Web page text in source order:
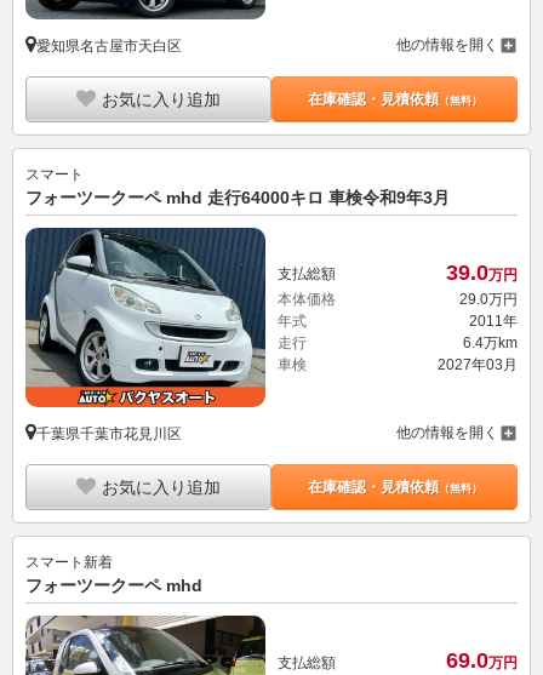
愛知県名古屋市天白区 他の情報を開く
お気に入り追加 在庫確認・見積依頼（無料）
スマート
フォーツークーペ mhd 走行64000キロ 車検令和9年3月
支払総額 39.0万円
本体価格
29. 0万円
年式
2011年
走行
6.4万km
車検
2027年03月
千葉県千葉市花見川区 他の情報を開く
お気に入り追加 在庫確認・見積依頼（無料）
スマート 新着
フォーツークーペ mhd
支払総額 69.0万円